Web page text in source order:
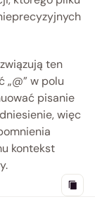
ten
w polu
pisanie
więc
kontekst